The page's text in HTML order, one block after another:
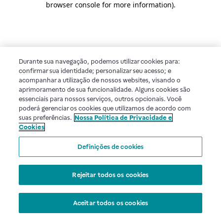
browser console for more information).
Durante sua navegação, podemos utilizar cookies para:
confirmar sua identidade; personalizar seu acesso; e
acompanhar a utilização de nossos websites, visando o
aprimoramento de sua funcionalidade. Alguns cookies são
essenciais para nossos serviços, outros opcionais. Você
poderá gerenciar os cookies que utilizamos de acordo com
suas preferências. Nossa Política de Privacidade e
Cookies
Definições de cookies
Rejeitar todos os cookies
Aceitar todos os cookies